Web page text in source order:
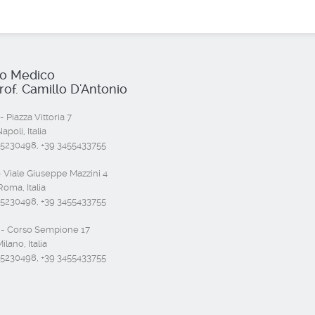
Medico
Camillo D'Antonio
Piazza Vittoria 7
Italia
+39 3455433755
Giuseppe Mazzini 4
Italia
+39 3455433755
Corso Sempione 17
Italia
+39 3455433755